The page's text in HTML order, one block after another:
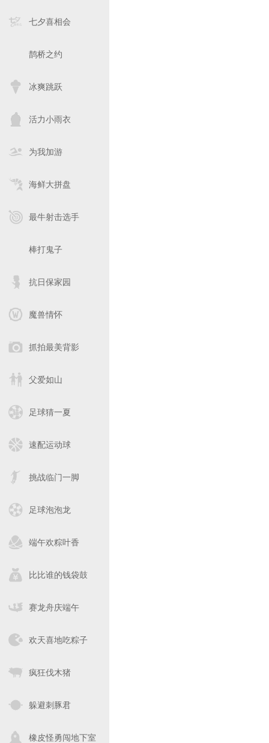
七夕喜相会
鹊桥之约
冰爽跳跃
活力小雨衣
为我加游
海鲜大拼盘
最牛射击选手
棒打鬼子
抗日保家园
魔兽情怀
抓拍最美背影
父爱如山
足球猜一夏
速配运动球
挑战临门一脚
足球泡泡龙
端午欢粽叶香
比比谁的钱袋鼓
赛龙舟庆端午
欢天喜地吃粽子
疯狂伐木猪
躲避刺豚君
橡皮怪勇闯地下室